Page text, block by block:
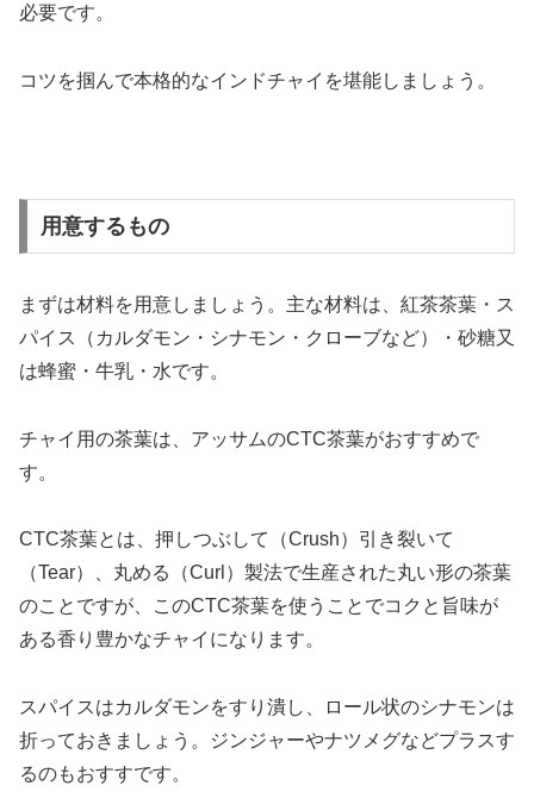
必要です。
コツを掴んで本格的なインドチャイを堪能しましょう。
用意するもの
まずは材料を用意しましょう。主な材料は、紅茶茶葉・ス
パイス（カルダモン・シナモン・クローブなど）・砂糖又
は蜂蜜・牛乳・水です。
チャイ用の茶葉は、アッサムのCTC茶葉がおすすめで
す。
CTC茶葉とは、押しつぶして（Crush）引き裂いて
（Tear）、丸める（Curl）製法で生産された丸い形の茶葉
のことですが、このCTC茶葉を使うことでコクと旨味が
ある香り豊かなチャイになります。
スパイスはカルダモンをすり潰し、ロール状のシナモンは
折っておきましょう。ジンジャーやナツメグなどプラスす
るのもおすすです。